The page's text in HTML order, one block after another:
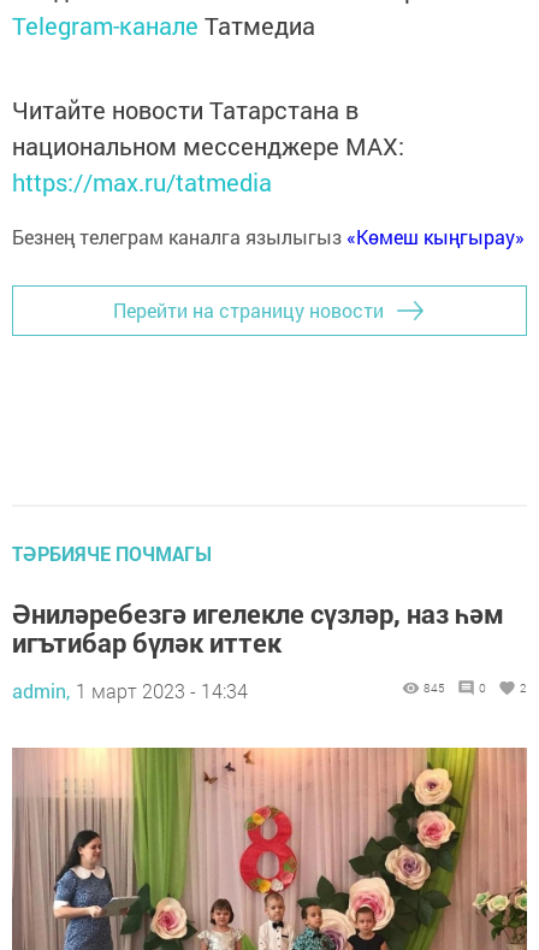
Telegram-канале Татмедиа
Читайте новости Татарстана в
национальном мессенджере MАХ:
https://max.ru/tatmedia
Безнең телеграм каналга язылыгыз «Көмеш кыңгырау»
Перейти на страницу новости
ТӘРБИЯЧЕ ПОЧМАГЫ
Әниләребезгә игелекле сүзләр, наз һәм
игътибар бүләк иттек
admin, 1 март 2023 - 14:34 845 0 2